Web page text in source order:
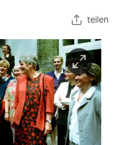
teilen